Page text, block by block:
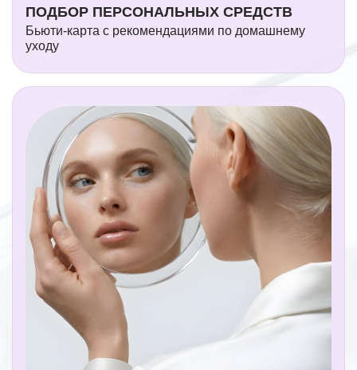
ПОДБОР ПЕРСОНАЛЬНЫХ СРЕДСТВ
Бьюти-карта с рекомендациями по домашнему
уходу